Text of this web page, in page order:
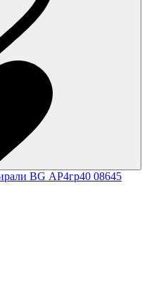
BG АР4гр40 08645